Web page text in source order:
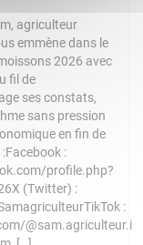
agriculteur
emmène dans le
2026 avec
fil de
ses constats,
sans pression
en fin de
:
profile.php?
(Twitter) :
:
@sam.agriculteur.i